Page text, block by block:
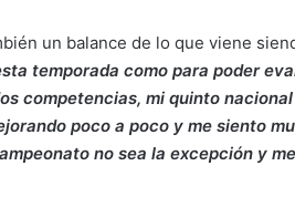
un balance de lo que viene
temporada como para poder
competencias, mi quinto
poco a poco y me siento
no sea la excepción y